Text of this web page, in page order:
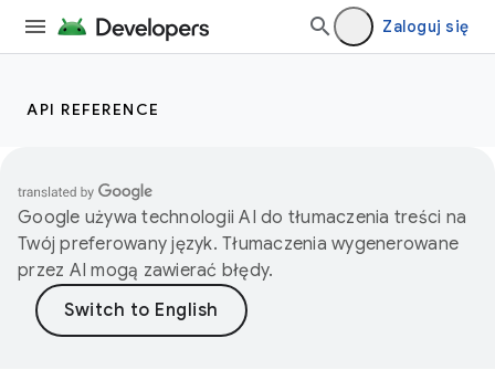
Zaloguj się
API REFERENCE
Google używa technologii AI do tłumaczenia treści na
Twój preferowany język. Tłumaczenia wygenerowane
przez AI mogą zawierać błędy.